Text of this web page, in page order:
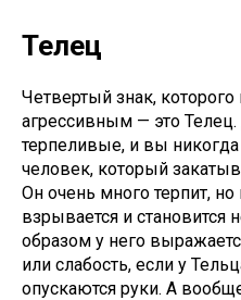
Телец
Четвертый знак,
агрессивным — это
терпеливые, и вы никогда
человек, который
Он очень много терпит,
взрывается и
образом у него
или слабость, если у
опускаются руки. А